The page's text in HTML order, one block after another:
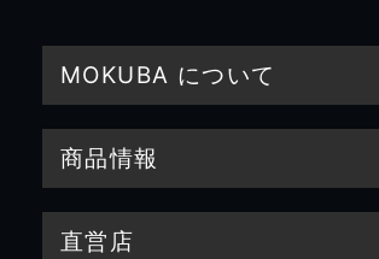
MOKUBA について
商品情報
直営店